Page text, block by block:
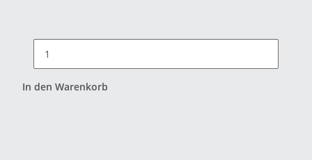
In den Warenkorb